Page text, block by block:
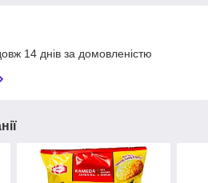
14 днів за домовленістю